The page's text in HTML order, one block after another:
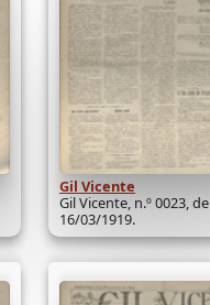
Gil Vicente
Gil Vicente, n.º 0023, de
16/03/1919.